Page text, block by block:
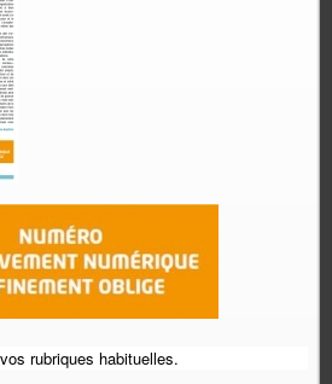
rubriques habituelles.